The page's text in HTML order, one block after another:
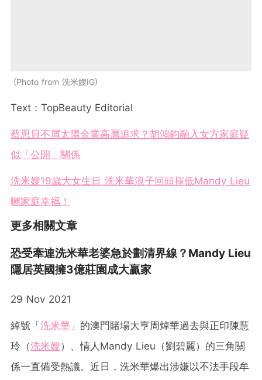
Photo from 洗米嫂IG
Text：TopBeauty Editorial
蔡思貝不屑太陽金業高層追求？胡鴻鈞融入女方家庭疑
似「公開」關係
洗米嫂19歲大女生日 洗米華浪子回頭揮低Mandy Lieu
曬家庭幸福！
更多相關文章
恐受牽連洗米華老婆急於劃清界線？Mandy Lieu
隱居英國擁3億莊園成大贏家
29 Nov 2021
綽號「洗米華 」的澳門賭場大亨周焯華過去與正印陳慧
玲（洗米嫂）、情人Mandy Lieu（劉碧麗）的三角關
係一直備受熱議。近日，洗米華爆出涉嫌以不法手段牟